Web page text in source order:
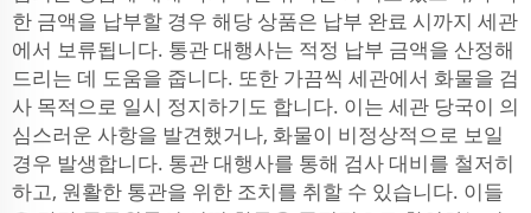
한 금액을 납부할 경우 해당 상품은 납부 완료 시까지 세관
에서 보류됩니다. 통관 대행사는 적정 납부 금액을 산정해
드리는 데 도움을 줍니다. 또한 가끔씩 세관에서 화물을 검
사 목적으로 일시 정지하기도 합니다. 이는 세관 당국이 의
심스러운 사항을 발견했거나, 화물이 비정상적으로 보일
경우 발생합니다. 통관 대행사를 통해 검사 대비를 철저히
하고, 원활한 통관을 위한 조치를 취할 수 있습니다. 이들